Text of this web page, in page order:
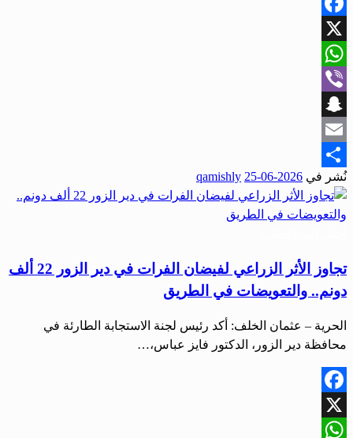
Facebook
X
WhatsApp
Viber
Snapchat
Email
Share
نُشر في 2026-06-25
qamishly
تجاوز الأثر الزراعي لفيضان الفرات في دير الزور 22 ألف
دونم.. والتعويضات في الطريق
الحرية – عثمان الخلف: أكد رئيس لجنة الاستجابة الطارئة في
محافظة دير الزور، الدكتور فايز عباس،…
Facebook
X